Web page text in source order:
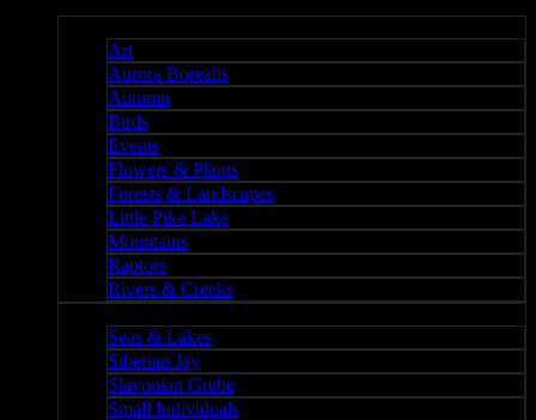
Art
Aurora Borealis
Autumn
Birds
Events
Flowers & Plants
Forests & Landscapes
Little Pike Lake
Mountains
Raptors
Rivers & Creeks
Seas & Lakes
Siberian Jay
Slavonian Grebe
Small Individuals